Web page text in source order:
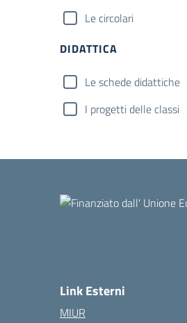
Le circolari
DIDATTICA
Le schede didattiche
I progetti delle classi
Link Esterni
MIUR